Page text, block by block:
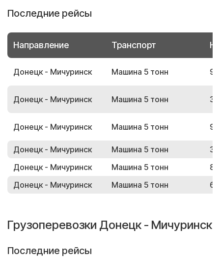
Последние рейсы
Направление Транспорт
Донецк - Мичуринск Машина 5 тонн
Донецк - Мичуринск Машина 5 тонн
Донецк - Мичуринск Машина 5 тонн
Донецк - Мичуринск Машина 5 тонн
Донецк - Мичуринск
Машина 5 тонн
Донецк - Мичуринск
Машина 5 тонн
Грузоперевозки Донецк - Мичуринск
Последние рейсы